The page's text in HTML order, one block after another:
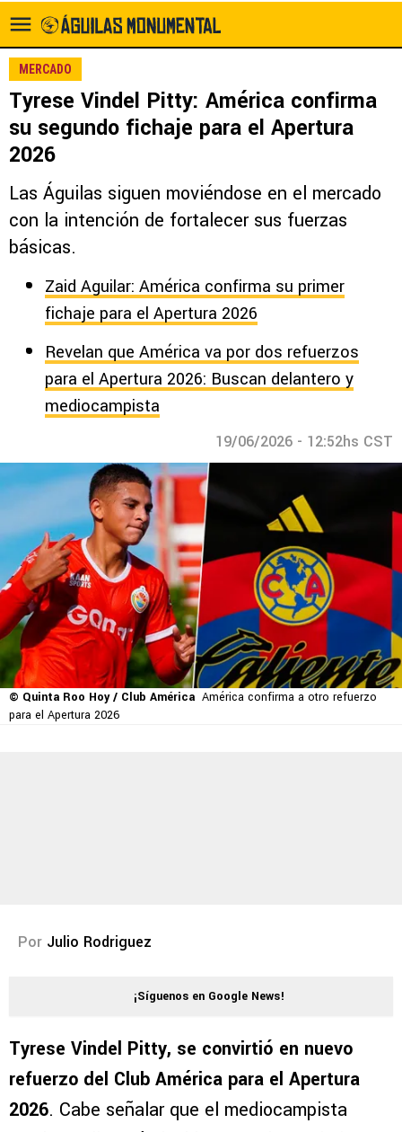
MERCADO
Tyrese Vindel Pitty: América confirma
su segundo fichaje para el Apertura
2026
Las Águilas siguen moviéndose en el mercado
con la intención de fortalecer sus fuerzas
básicas.
Zaid Aguilar: América confirma su primer
fichaje para el Apertura 2026
Revelan que América va por dos refuerzos
para el Apertura 2026: Buscan delantero y
mediocampista
19/06/2026 - 12:52hs CST
© Quinta Roo Hoy / Club América América confirma a otro refuerzo
para el Apertura 2026
Por Julio Rodriguez
¡Síguenos en Google News!
Tyrese Vindel Pitty, se convirtió en nuevo
refuerzo del Club América para el Apertura
2026. Cabe señalar que el mediocampista